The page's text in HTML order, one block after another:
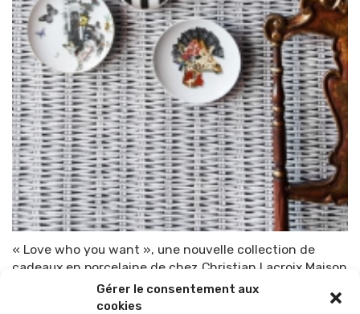
Gérer le consentement aux
cookies
« Love who you want », une nouvelle collection de
cadeaux en porcelaine de chez Christian Lacroix Maison
TOP-PARENTS 9 novembre 2014